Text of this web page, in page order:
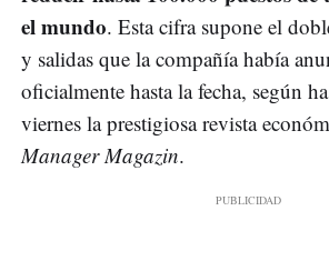
el mundo. Esta cifra supone el
y salidas que la compañía había
oficialmente hasta la fecha, según
viernes la prestigiosa revista
Manager Magazin.